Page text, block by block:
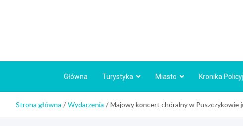
Główna Turystyka Miasto Kronika
Strona główna Wydarzenia Majowy koncert chóralny w Puszczykowie